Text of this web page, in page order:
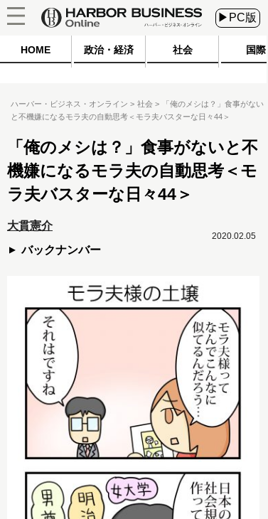
▶PC版
HOME 政治・経済 社会 国際
ハーバー・ビジネス・オンライン 社会
「俺のメシは？」食事がない
と不機嫌になるモラ夫の自動思考＜モラ夫バスターな日々44＞
「俺のメシは？」食事がないと不
機嫌になるモラ夫の自動思考＜モ
ラ夫バスターな日々44＞
大貫憲介
バックナンバー
2020.02.05